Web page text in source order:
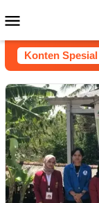
ke
kontenMobile
Konten Spesial
Gerakan